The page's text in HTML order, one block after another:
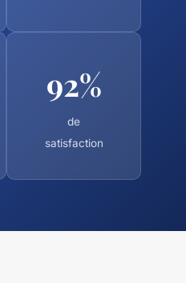
92%
de
satisfaction